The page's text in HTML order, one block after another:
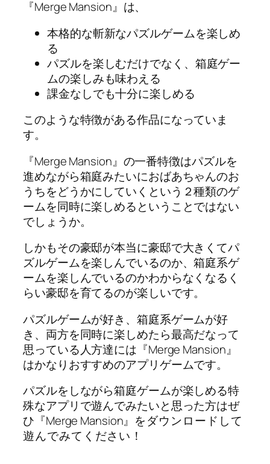
『Merge Mansion』は、
本格的な斬新なパズルゲームを楽しめ
る
パズルを楽しむだけでなく、箱庭ゲー
ムの楽しみも味わえる
課金なしでも十分に楽しめる
このような特徴がある作品になっていま
す。
『Merge Mansion』の一番特徴はパズルを
進めながら箱庭みたいにおばあちゃんのお
うちをどうかにしていくという２種類のゲ
ームを同時に楽しめるということではない
でしょうか。
しかもその豪邸が本当に豪邸で大きくてパ
ズルゲームを楽しんでいるのか、箱庭系ゲ
ームを楽しんでいるのかわからなくなるく
らい豪邸を育てるのが楽しいです。
パズルゲームが好き、箱庭系ゲームが好
き、両方を同時に楽しめたら最高だなって
思っている人方達には『Merge Mansion』
はかなりおすすめのアプリゲームです。
パズルをしながら箱庭ゲームが楽しめる特
殊なアプリで遊んでみたいと思った方はぜ
ひ『Merge Mansion』 をダウンロードして
遊んでみてください！